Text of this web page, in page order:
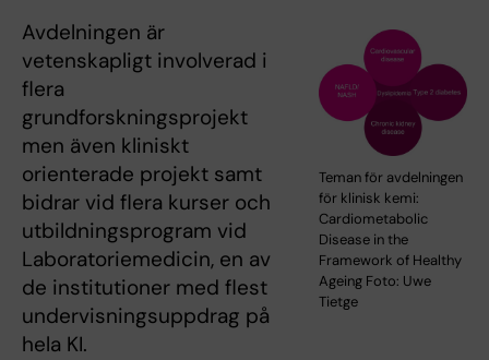
Teman för avdelningen
för klinisk kemi:
Cardiometabolic
Disease in the
Framework of Healthy
Ageing Foto: Uwe
Tietge
Avdelningen är
vetenskapligt involverad i
flera
grundforskningsprojekt
men även kliniskt
orienterade projekt samt
bidrar vid flera kurser och
utbildningsprogram vid
Laboratoriemedicin, en av
de institutioner med flest
undervisningsuppdrag på
hela KI.